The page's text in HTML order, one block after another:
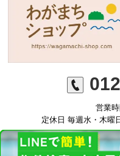
営業
定休日 毎週水・木